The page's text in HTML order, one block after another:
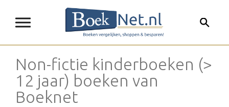
Non-fictie kinderboeken (>
12 jaar) boeken van
Boeknet